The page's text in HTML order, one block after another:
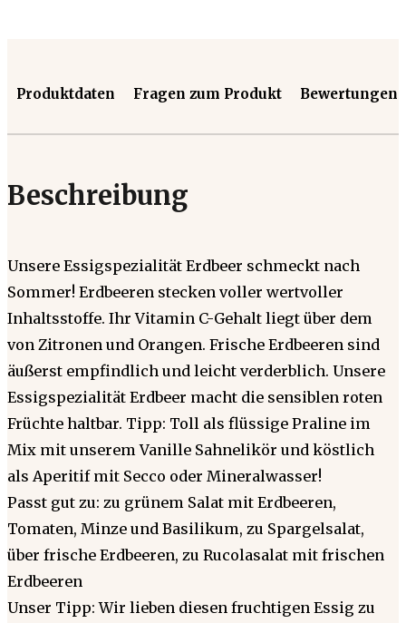
Produktdaten Fragen zum Produkt Bewertungen
Beschreibung
Unsere Essigspezialität Erdbeer schmeckt nach
Sommer! Erdbeeren stecken voller wertvoller
Inhaltsstoffe. Ihr Vitamin C-Gehalt liegt über dem
von Zitronen und Orangen. Frische Erdbeeren sind
äußerst empfindlich und leicht verderblich. Unsere
Essigspezialität Erdbeer macht die sensiblen roten
Früchte haltbar. Tipp: Toll als flüssige Praline im
Mix mit unserem Vanille Sahnelikör und köstlich
als Aperitif mit Secco oder Mineralwasser!
Passt gut zu: zu grünem Salat mit Erdbeeren,
Tomaten, Minze und Basilikum, zu Spargelsalat,
über frische Erdbeeren, zu Rucolasalat mit frischen
Erdbeeren
Unser Tipp: Wir lieben diesen fruchtigen Essig zu